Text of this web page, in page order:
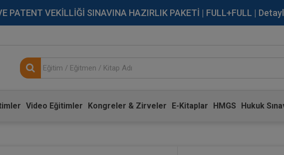
PATENT VEKİLLİĞİ SINAVINA HAZIRLIK PAKETİ | FULL+FULL |
Video Eğitimler Kongreler & Zirveler E-Kitaplar HMGS Hukuk